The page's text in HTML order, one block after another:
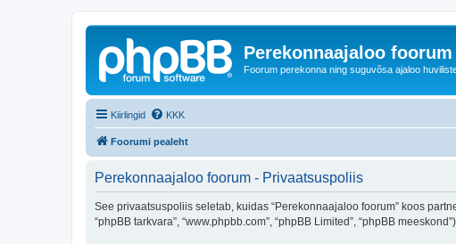
Perekonnaajaloo foorum
Foorum perekonna ning suguvõsa ajaloo
Kiirlingid KKK
Foorumi pealeht
Perekonnaajaloo foorum - Privaatsuspoliis
See privaatsuspoliis seletab, kuidas “Perekonnaajaloo foorum” koos
“phpBB tarkvara”, “www.phpbb.com”, “phpBB Limited”, “phpBB